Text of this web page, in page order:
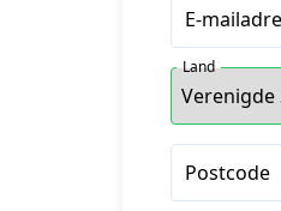
E-
Land
Postcode